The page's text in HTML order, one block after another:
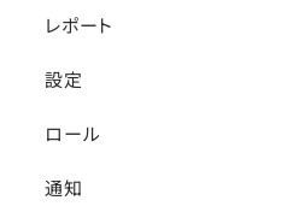
レポート
設定
ロール
通知